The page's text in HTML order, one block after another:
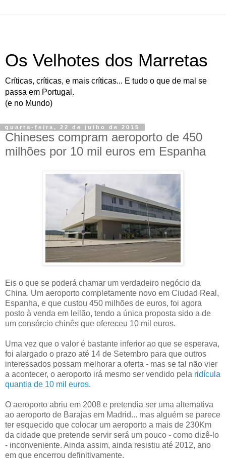
Os Velhotes dos Marretas
Críticas, críticas, e mais críticas... E tudo o que de mal se
passa em Portugal.
(e no Mundo)
quarta-feira, 22 de julho de 2015
Chineses compram aeroporto de 450
milhões por 10 mil euros em Espanha
Eis o que se poderá chamar um verdadeiro negócio da
China. Um aeroporto completamente novo em Ciudad Real,
Espanha, e que custou 450 milhões de euros, foi agora
posto à venda em leilão, tendo a única proposta sido a de
um consórcio chinês que ofereceu 10 mil euros.
Uma vez que o valor é bastante inferior ao que se esperava,
foi alargado o prazo até 14 de Setembro para que outros
interessados possam melhorar a oferta - mas se tal não vier
a acontecer, o aeroporto irá mesmo ser vendido pela ridícula
quantia de 10 mil euros.
O aeroporto abriu em 2008 e pretendia ser uma alternativa
ao aeroporto de Barajas em Madrid... mas alguém se parece
ter esquecido que colocar um aeroporto a mais de 230Km
da cidade que pretende servir será um pouco - como dizê-lo
- inconveniente. Ainda assim, ainda resistiu até 2012, ano
em que encerrou definitivamente.